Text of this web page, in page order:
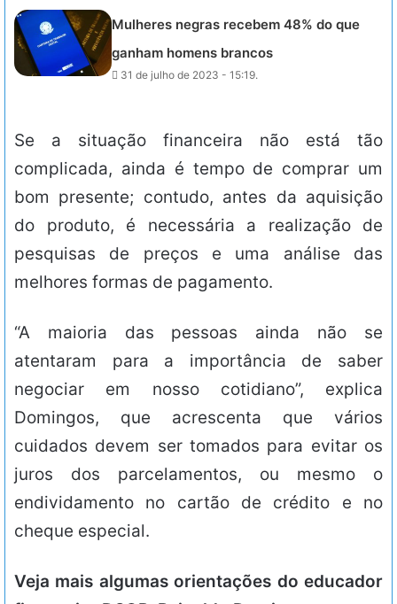
Mulheres negras recebem 48% do que
ganham homens brancos
31 de julho de 2023 - 15:19.
Se a situação financeira não está tão
complicada, ainda é tempo de comprar um
bom presente; contudo, antes da aquisição
do produto, é necessária a realização de
pesquisas de preços e uma análise das
melhores formas de pagamento.
“A maioria das pessoas ainda não se
atentaram para a importância de saber
negociar em nosso cotidiano”, explica
Domingos, que acrescenta que vários
cuidados devem ser tomados para evitar os
juros dos parcelamentos, ou mesmo o
endividamento no cartão de crédito e no
cheque especial.
Veja mais algumas orientações do educador